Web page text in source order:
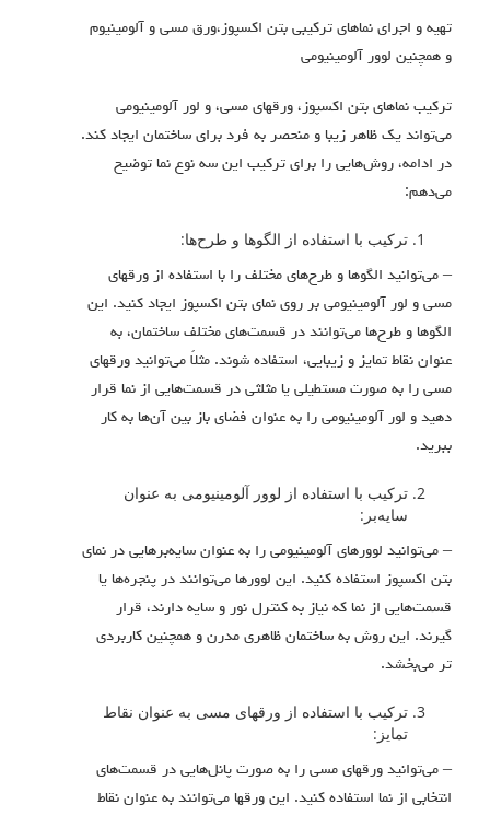
تهيه و اجراي نماهاي تركيبي بتن اكسپوز،ورق مسي و آلومينيوم
و همچنين لوور آلومينيومي
ترکیب نماهای بتن اکسپوز، ورقهای مسی، و لور آلومینیومی
می‌تواند یک ظاهر زیبا و منحصر به فرد برای ساختمان ایجاد کند.
در ادامه، روش‌هایی را برای ترکیب این سه نوع نما توضیح
می‌دهم:
ترکیب با استفاده از الگوها و طرح‌ها:
– می‌توانید الگوها و طرح‌های مختلف را با استفاده از ورقهای
مسی و لور آلومینیومی بر روی نمای بتن اکسپوز ایجاد کنید. این
الگوها و طرح‌ها می‌توانند در قسمت‌های مختلف ساختمان، به
عنوان نقاط تمایز و زیبایی، استفاده شوند. مثلاً می‌توانید ورقهای
مسی را به صورت مستطیلی یا مثلثی در قسمت‌هایی از نما قرار
دهید و لور آلومینیومی را به عنوان فضای باز بین آن‌ها به کار
ببرید.
ترکیب با استفاده از لوور آلومینیومی به عنوان
سایه‌بر:
– می‌توانید لوورهای آلومینیومی را به عنوان سایه‌برهایی در نمای
بتن اکسپوز استفاده کنید. این لوورها می‌توانند در پنجره‌ها یا
قسمت‌هایی از نما که نیاز به کنترل نور و سایه دارند، قرار
گیرند. این روش به ساختمان ظاهری مدرن و همچنین کاربردی
تر می‌بخشد.
ترکیب با استفاده از ورقهای مسی به عنوان نقاط
تمایز:
– می‌توانید ورقهای مسی را به صورت پانل‌هایی در قسمت‌های
انتخابی از نما استفاده کنید. این ورقها می‌توانند به عنوان نقاط